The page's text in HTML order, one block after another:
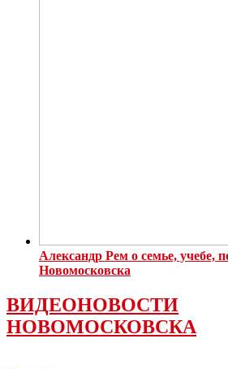
Александр Рем о семье, учебе,
Новомосковска
ВИДЕОНОВОСТИ
НОВОМОСКОВСКА